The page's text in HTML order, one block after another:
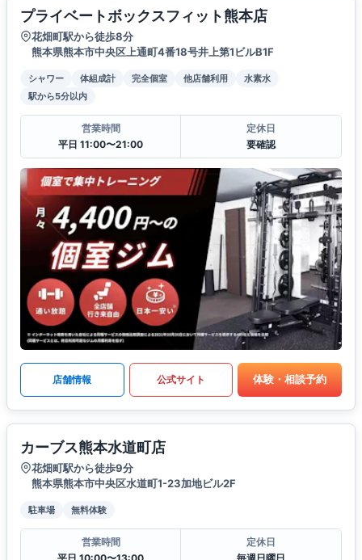
プライベートボックスフィット熊本店
花畑町駅から徒歩8分
熊本県熊本市中央区上通町4番18号井上第1ビルB1F
シャワー 体組成計 完全個室 他店舗利用
水素水
駅から5分以内
営業時間
平日 11:00〜21:00
定休日
要確認
店舗情報 公式サイト 体験・相談予約
カーブス熊本水道町店
花畑町駅から徒歩9分
熊本県熊本市中央区水道町1-23加地ビル2F
駐車場 無料体験
営業時間
定休日